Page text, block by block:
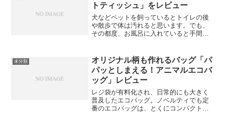
トティッシュ」をレビュー
犬などペットを飼っているとトイレの後
や散歩で体は汚れると思います。でも、
その都度、お風呂に入れていると手間が
ッシュであり、すでに活用しているとい
う人もいるかもしれません...
未分類
オリジナル柄も作れるバッグ「パ
パッとしまえる！アニマルエコバ
ッグ」レビュー
レジ袋が有料化され、日常的にも大きく
普及したエコバッグ。ノベルティでも定
番のエコバッグは、とくにコンパクトに